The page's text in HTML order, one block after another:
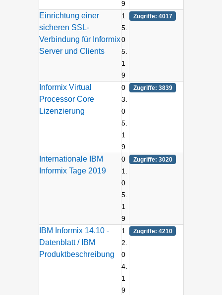
9
Einrichtung einer
sicheren SSL-
Verbindung für Informix
Server und Clients
1
5.
0
5.
1
9
Zugriffe: 4017
Informix Virtual
Processor Core
Lizenzierung
0
3.
0
5.
1
9
Zugriffe: 3839
Internationale IBM
Informix Tage 2019
0
1.
0
5.
1
9
Zugriffe: 3020
IBM Informix 14.10 -
Datenblatt / IBM
Produktbeschreibung
1
2.
0
4.
1
9
Zugriffe: 4210